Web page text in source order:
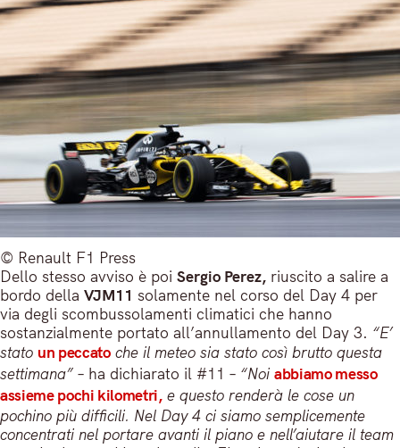
© Renault F1 Press
Dello stesso avviso è poi Sergio Perez, riuscito a salire a
bordo della VJM11 solamente nel corso del Day 4 per
via degli scombussolamenti climatici che hanno
sostanzialmente portato all’annullamento del Day 3. “E’
stato un peccatoche il meteo sia stato così brutto questa
settimana” – ha dichiarato il #11 – “Noi abbiamo messo
assieme pochi kilometri,e questo renderà le cose un
pochino più difficili. Nel Day 4 ci siamo semplicemente
concentrati nel portare avanti il piano e nell’aiutare il team